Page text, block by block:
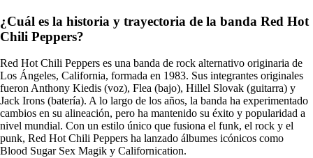
¿Cuál es la historia y trayectoria de la banda Red Hot
Chili Peppers?
Red Hot Chili Peppers es una banda de rock alternativo originaria de
Los Ángeles, California, formada en 1983. Sus integrantes originales
fueron Anthony Kiedis (voz), Flea (bajo), Hillel Slovak (guitarra) y
Jack Irons (batería). A lo largo de los años, la banda ha experimentado
cambios en su alineación, pero ha mantenido su éxito y popularidad a
nivel mundial. Con un estilo único que fusiona el funk, el rock y el
punk, Red Hot Chili Peppers ha lanzado álbumes icónicos como
Blood Sugar Sex Magik y Californication.